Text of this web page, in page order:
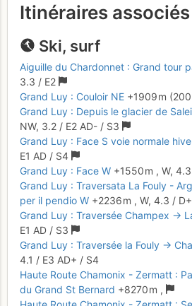
Itinéraires associés
Ski, surf
Aiguille du Chardonnet : Grand tour
3.3 / E2
Grand Luy : Couloir NE +1909 m (200
Grand Luy : Depuis le glacier de
NW, 3.2 / E2 AD- / S3
Grand Luy : Face S voie normale
E1 AD / S4
Grand Luy : Face W +1550 m , W, 4.3
Grand Luy : Traversata La Fouly -
per il pendio W +2236 m , W, 4.3 / D+
Grand Luy : Traversée Champex →
E1 AD / S3
Grand Luy : Traversée la Fouly →
4.1 / E3 AD+ / S4
Haute Route Chamonix - Zermatt :
du Grand St Bernard +8270 m ,